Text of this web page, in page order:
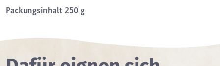
Packungsinhalt 250 g